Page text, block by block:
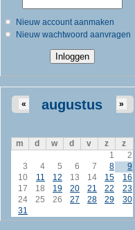
Nieuw account aanmaken
Nieuw wachtwoord aanvragen
augustus
« »
m d w d v z
z
1
2
3
4 5 6 7 8
9
10
11 12 13 14 15
16
17
18 19 20 21 22
23
24
25 26 27 28 29
30
31